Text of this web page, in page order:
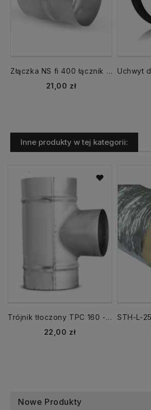
Złączka NS fi 400 łącznik nypel
Cena
21,00 zł
Inne produkty w tej kategorii:
Trójnik tłoczony TPC 160 - 100
Cena
22,00 zł
Nowe Produkty